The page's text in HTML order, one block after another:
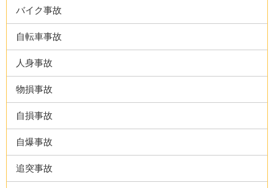
バイク事故
自転車事故
人身事故
物損事故
自損事故
自爆事故
追突事故